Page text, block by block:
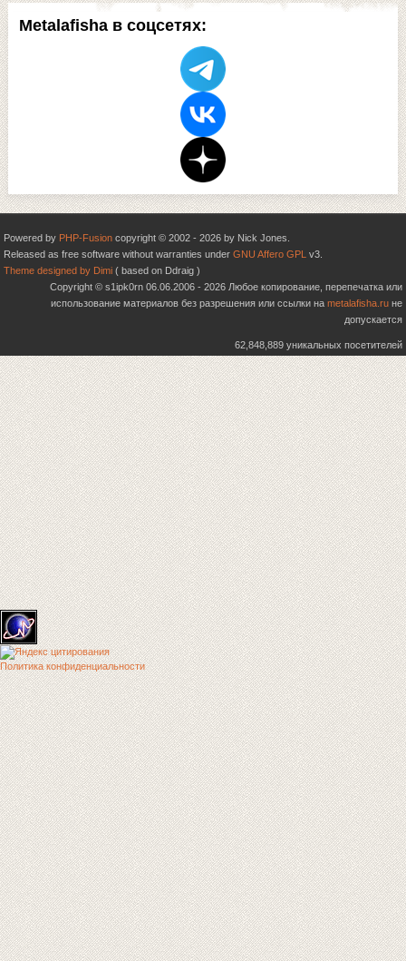
Metalafisha в соцсетях:
Powered by PHP-Fusion copyright © 2002 - 2026 by Nick Jones.
Released as free software without warranties under GNU Affero GPL v3.
Theme designed by Dimi ( based on Ddraig )
Copyright © s1ipk0rn 06.06.2006 - 2026 Любое копирование, перепечатка или
использование материалов без разрешения или ссылки на metalafisha.ru не
допускается
62,848,889 уникальных посетителей
Политика конфиденциальности